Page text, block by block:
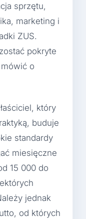
sprzętu,
marketing i
ZUS.
pokryte
o
który
buduje
standardy
miesięczne
15 000 do
jednak
od których